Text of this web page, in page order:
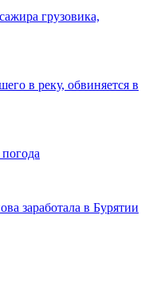
грузовика,
в реку, обвиняется в
заработала в Бурятии